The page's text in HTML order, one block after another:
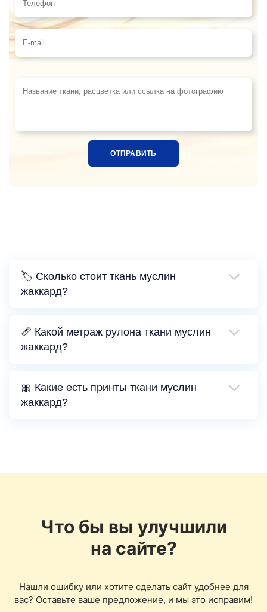
Телефон
E-mail
🏷️ Сколько стоит ткань муслин
жаккард?
📏 Какой метраж рулона ткани муслин
жаккард?
🎀 Какие есть принты ткани муслин
жаккард?
Что бы вы улучшили
на сайте?
Нашли ошибку или хотите сделать сайт удобнее для
вас? Оставьте ваше предложение, и мы это исправим!